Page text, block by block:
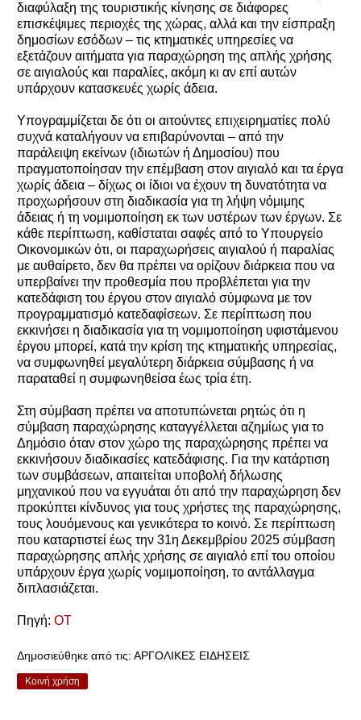
διαφύλαξη της τουριστικής κίνησης σε διάφορες
επισκέψιμες περιοχές της χώρας, αλλά και την είσπραξη
δημοσίων εσόδων – τις κτηματικές υπηρεσίες να
εξετάζουν αιτήματα για παραχώρηση της απλής χρήσης
σε αιγιαλούς και παραλίες, ακόμη κι αν επί αυτών
υπάρχουν κατασκευές χωρίς άδεια.
Υπογραμμίζεται δε ότι οι αιτούντες επιχειρηματίες πολύ
συχνά καταλήγουν να επιβαρύνονται – από την
παράλειψη εκείνων (ιδιωτών ή Δημοσίου) που
πραγματοποίησαν την επέμβαση στον αιγιαλό και τα έργα
χωρίς άδεια – δίχως οι ίδιοι να έχουν τη δυνατότητα να
προχωρήσουν στη διαδικασία για τη λήψη νόμιμης
άδειας ή τη νομιμοποίηση εκ των υστέρων των έργων. Σε
κάθε περίπτωση, καθίσταται σαφές από το Υπουργείο
Οικονομικών ότι, οι παραχωρήσεις αιγιαλού ή παραλίας
με αυθαίρετο, δεν θα πρέπει να ορίζουν διάρκεια που να
υπερβαίνει την προθεσμία που προβλέπεται για την
κατεδάφιση του έργου στον αιγιαλό σύμφωνα με τον
προγραμματισμό κατεδαφίσεων. Σε περίπτωση που
εκκινήσει η διαδικασία για τη νομιμοποίηση υφιστάμενου
έργου μπορεί, κατά την κρίση της κτηματικής υπηρεσίας,
να συμφωνηθεί μεγαλύτερη διάρκεια σύμβασης ή να
παραταθεί η συμφωνηθείσα έως τρία έτη.
Στη σύμβαση πρέπει να αποτυπώνεται ρητώς ότι η
σύμβαση παραχώρησης καταγγέλλεται αζημίως για το
Δημόσιο όταν στον χώρο της παραχώρησης πρέπει να
εκκινήσουν διαδικασίες κατεδάφισης. Για την κατάρτιση
των συμβάσεων, απαιτείται υποβολή δήλωσης
μηχανικού που να εγγυάται ότι από την παραχώρηση δεν
προκύπτει κίνδυνος για τους χρήστες της παραχώρησης,
τους λουόμενους και γενικότερα το κοινό. Σε περίπτωση
που καταρτιστεί έως την 31η Δεκεμβρίου 2025 σύμβαση
παραχώρησης απλής χρήσης σε αιγιαλό επί του οποίου
υπάρχουν έργα χωρίς νομιμοποίηση, το αντάλλαγμα
διπλασιάζεται.
Πηγή: OT
Δημοσιεύθηκε από τις: ΑΡΓΟΛΙΚΕΣ ΕΙΔΗΣΕΙΣ
Κοινή χρήση